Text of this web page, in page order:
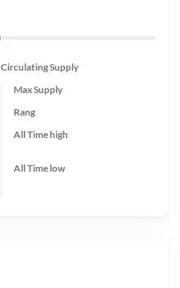
Circulating Supply
Max Supply
Rang
All Timehigh
All Time low